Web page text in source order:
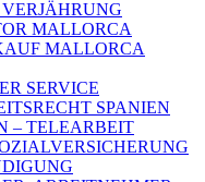
MALLORCA
MALLORCA
SERVICE
SPANIEN
– TELEARBEIT